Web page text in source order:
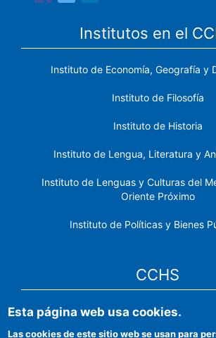
Institutos en el
Instituto de Economía, Geografía y
Instituto de Filosofía
Instituto de Historia
Instituto de Lengua, Literatura y
Instituto de Lenguas y Culturas del
Oriente Próximo
Instituto de Políticas y Bienes
CCHS
Sede electrónica CSIC
Esta página web usa cookies.
Las cookies de este sitio web se usan para